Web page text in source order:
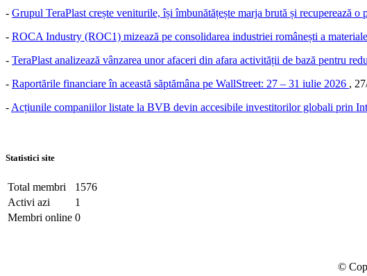
- Grupul TeraPlast crește veniturile, își îmbunătățește marja brută și recuperează
- ROCA Industry (ROC1) mizează pe consolidarea industriei românești a
- TeraPlast analizează vânzarea unor afaceri din afara activității de bază pentru
- Raportările financiare în această săptămâna pe WallStreet: 27 – 31 iulie 2026 ,
- Acțiunile companiilor listate la BVB devin accesibile investitorilor globali prin
Statistici site
Total membri
1576
Activi azi
1
Membri online 0
©